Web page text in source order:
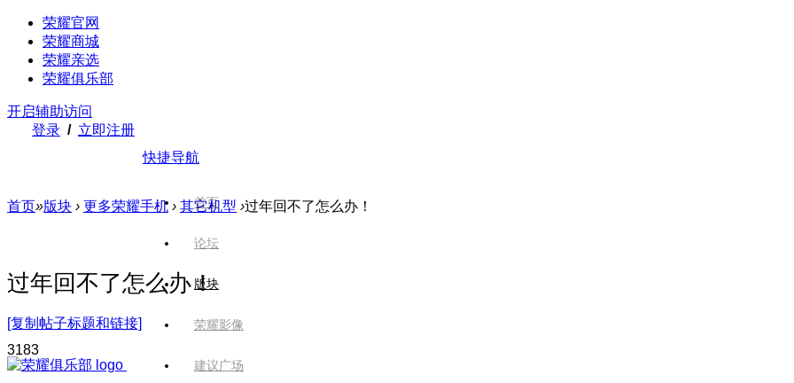
荣耀官网
荣耀商城
荣耀亲选
荣耀俱乐部
开启辅助访问
登录 / 立即注册
快捷导航
首页
论坛
版块
荣耀影像
建议广场
首页»版块 › 更多荣耀手机 › 其它机型 ›过年回不了怎么办！
过年回不了怎么办！
[复制帖子标题和链接]
3183